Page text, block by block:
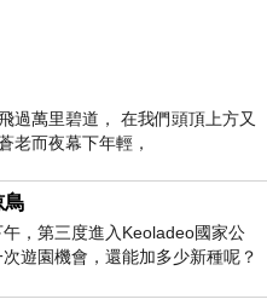
過萬里碧道， 在我們頭頂上方又
而夜幕下年輕，
鳥
，第三度進入Keoladeo國家公
遊園機會，還能加多少新種呢？
赤頸鶴飛過頭